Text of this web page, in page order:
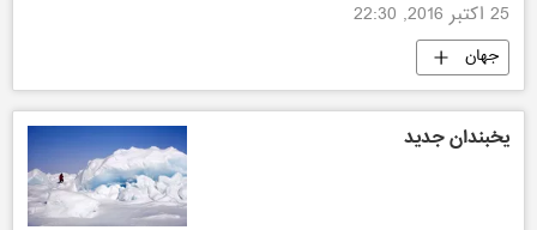
25 اکتبر 2016, 22:30
جهان
یخبندان جدید